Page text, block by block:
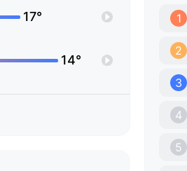
17°
14°
1
2
3
4
5